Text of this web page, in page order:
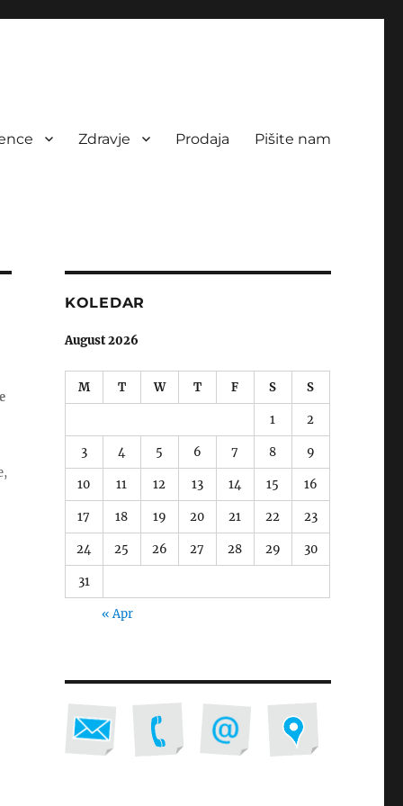
Zdravje Prodaja Pišite nam
e
KOLEDAR
August 2026
M T W T F S S
1 2
3 4 5 6 7 8 9
10 11 12 13 14 15 16
17 18 19 20 21 22 23
24 25 26 27 28 29 30
31
« Apr